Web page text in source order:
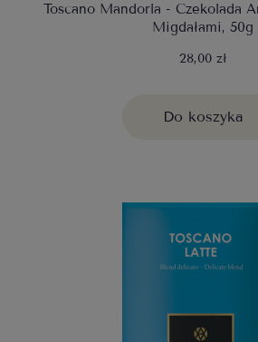
Toscano Mandorla - Czekolada
Migdałami, 50g
28,00 zł
Do koszyka